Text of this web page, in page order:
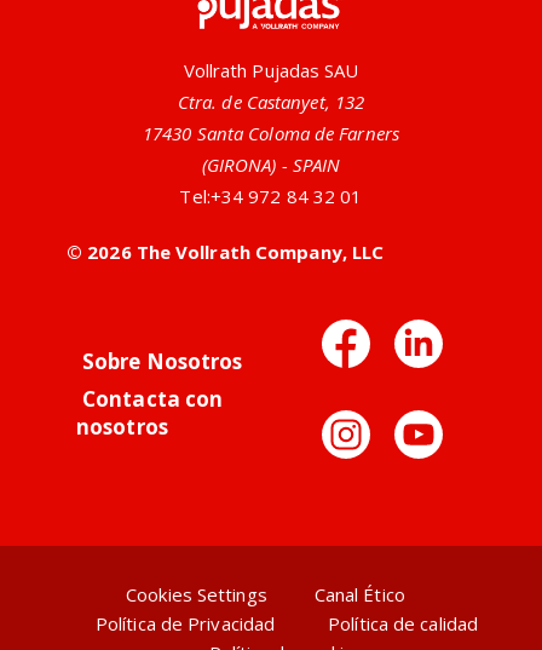
Vollrath Pujadas SAU
Ctra. de Castanyet, 132
17430 Santa Coloma de Farners
(GIRONA) - SPAIN
Tel:+34 972 84 32 01
© 2026 The Vollrath Company, LLC
Sobre Nosotros
Contacta con
nosotros
Cookies Settings
Canal Ético
Política de Privacidad
Política de calidad